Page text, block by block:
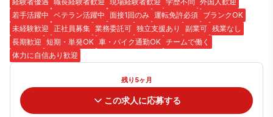
若手活躍中 ベテラン活躍中 面接1回のみ 運転免許必須 ブランクOK
未経験歓迎 正社員募集 業務委託可 独立支援あり 副業可 残業なし
長期歓迎 短期・単発OK 車・バイク通勤OK チームで働く
体力に自信あり歓迎
残り5ヶ月
この求人に応募する